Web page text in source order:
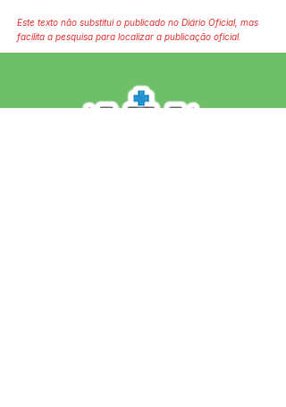
Este texto não substitui o publicado no Diário Oficial, mas
facilita a pesquisa para localizar a publicação oficial.